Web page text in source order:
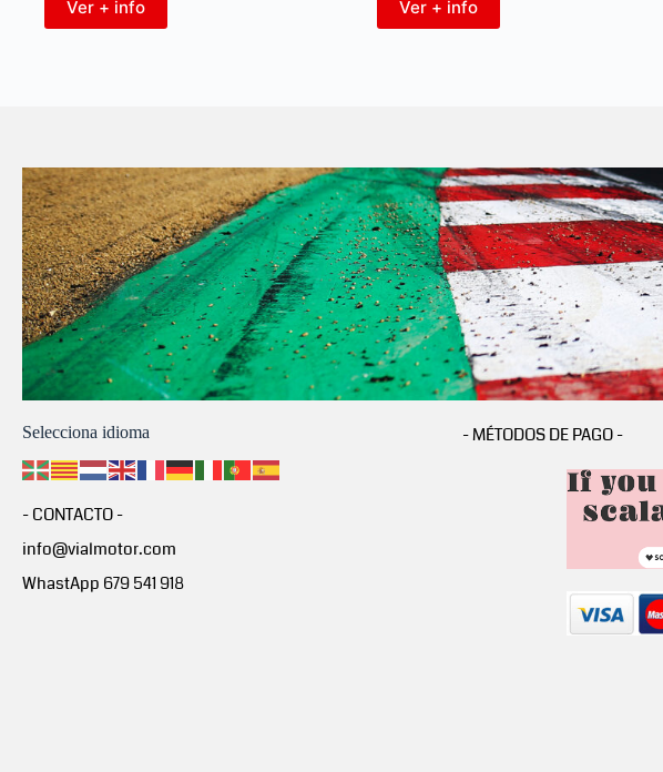
Ver + info Ver + info
Selecciona idioma
- CONTACTO -
info@vialmotor.com
WhastApp 679 541 918
- MÉTODOS DE PAGO -